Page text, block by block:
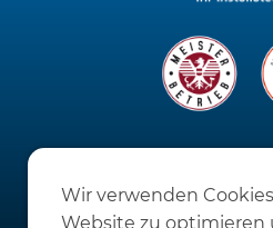
Schauraum 24/7
Wir verwenden
Website zu optimieren